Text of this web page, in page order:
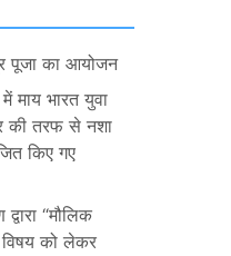
पूजा का आयोजन
माय भारत युवा
की तरफ से नशा
किए गए
“मौलिक
विषय को लेकर